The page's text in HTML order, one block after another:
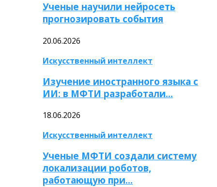
Ученые научили нейросеть
прогнозировать события
20.06.2026
Искусственный интеллект
Изучение иностранного языка с
ИИ: в МФТИ разработали…
18.06.2026
Искусственный интеллект
Ученые МФТИ создали систему
локализации роботов,
работающую при…